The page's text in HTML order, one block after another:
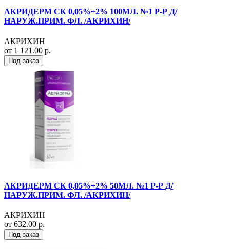
АКРИДЕРМ СК 0,05%+2% 100МЛ. №1 Р-Р Д/
НАРУЖ.ПРИМ. ФЛ. /АКРИХИН/
АКРИХИН
от 1 121.00 р.
Под заказ
АКРИДЕРМ СК 0,05%+2% 50МЛ. №1 Р-Р Д/
НАРУЖ.ПРИМ. ФЛ. /АКРИХИН/
АКРИХИН
от 632.00 р.
Под заказ